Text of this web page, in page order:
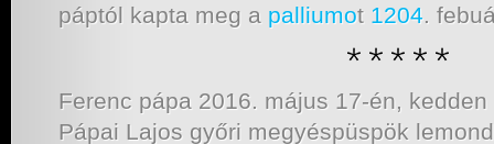
páptól kapta meg a palliumot 1204.
Ferenc pápa 2016. május 17-én,
Pápai Lajos győri megyéspüspök